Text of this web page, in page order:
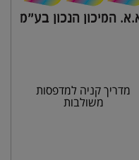
מדריך קניה למדפסות
משולבות